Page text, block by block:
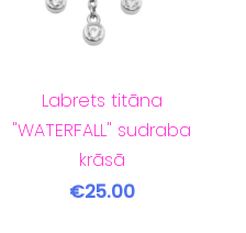
Labrets titāna
"WATERFALL" sudraba
krāsā
€25.00